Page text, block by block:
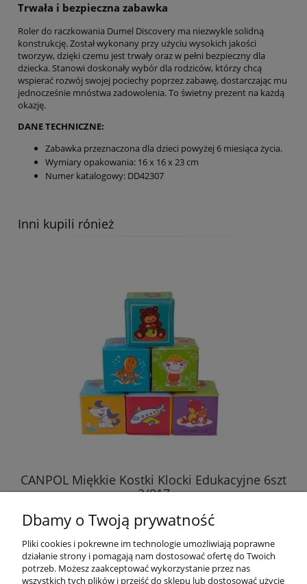
Trwała i bezpieczna zabawka
Roler do raczkowania Dumel Discovery ma niezwykle solidną
konstrukcję. Został wykonany przy użyciu wysokich jakości
tworzyw, dzięki czemu jest trwały oraz w pełni bezpieczny dla
dziecka. Stanowi doskonały wybór dla rodziców, którzy chcą
wspierać rozwój swojej pociechy poprzez zabawę, dostarczając mu
jednocześnie mnóstwa zadowolenia. To świetny prezent na każdą
okazję.
DANE TECHNICZNE:
Zabawka przeznaczona dla dzieci powyżej 6 miesiąca życia.
Wymiary opakowania: 16 x 16 x 23 cm
Numer katalogowy: DD42307
Inni kupili rónież
CANPOL Miękkie Kostki Klocki Edukacyjne 6szt
2/817
28,45 zł
DO KOSZYKA
Dbamy o Twoją prywatność
Pliki cookies i pokrewne im technologie umożliwiają poprawne
działanie strony i pomagają nam dostosować ofertę do Twoich
potrzeb. Możesz zaakceptować wykorzystanie przez nas
wszystkich tych plików i przejść do sklepu lub dostosować użycie